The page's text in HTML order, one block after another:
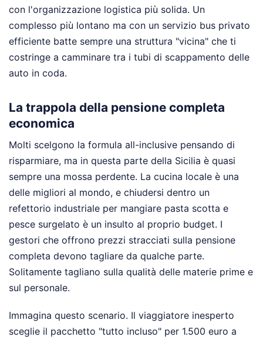
con l'organizzazione logistica più solida. Un
complesso più lontano ma con un servizio bus privato
efficiente batte sempre una struttura "vicina" che ti
costringe a camminare tra i tubi di scappamento delle
auto in coda.
La trappola della pensione completa
economica
Molti scelgono la formula all-inclusive pensando di
risparmiare, ma in questa parte della Sicilia è quasi
sempre una mossa perdente. La cucina locale è una
delle migliori al mondo, e chiudersi dentro un
refettorio industriale per mangiare pasta scotta e
pesce surgelato è un insulto al proprio budget. I
gestori che offrono prezzi stracciati sulla pensione
completa devono tagliare da qualche parte.
Solitamente tagliano sulla qualità delle materie prime e
sul personale.
Immagina questo scenario. Il viaggiatore inesperto
sceglie il pacchetto "tutto incluso" per 1.500 euro a